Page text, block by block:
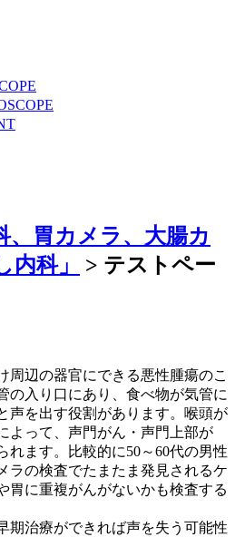
、胃カメラ、大腸カ
内科」
> テストペー
周辺の器官にできる悪性腫瘍のこ
の入り口にあり、食べ物が気管に
声を出す役割があります。喉頭が
よって、声門がん・声門上部が
れます。比較的に50～60代の男性
ラの検査でたまたま発見されるケ
胃に重複がんがないかも検査する
期治療ができれば声を失う可能性